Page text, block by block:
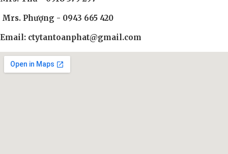
Mrs. Phượng - 0943 665 420
Email: ctytantoanphat@gmail.com